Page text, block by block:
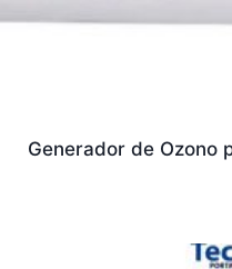
Generador de Ozono